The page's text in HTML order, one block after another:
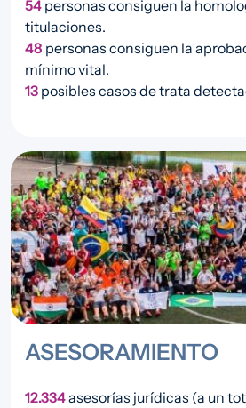
54 personas consiguen la
titulaciones.
48 personas consiguen la
mínimo vital.
13 posibles casos de trata
Imagen
ASESORAMIENTO
12.334asesorías jurídicas (a un